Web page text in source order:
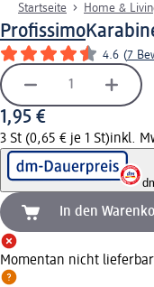
Startseite Home &
Profissimo
4.6 (7
1,95 €
3 St (0,65 € je 1 St)inkl.
In den
Momentan nicht lieferbar